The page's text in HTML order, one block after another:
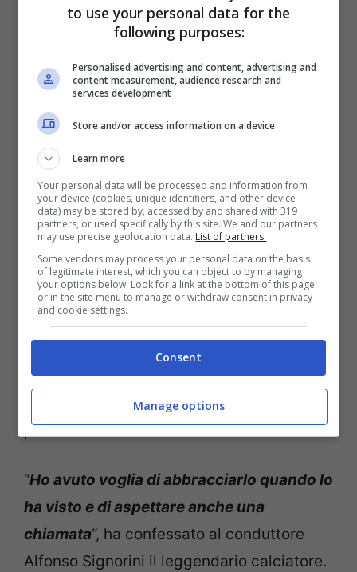
tuttavia, non è stato molto apprezzato dai
stesso Walter Zenga è stato colpito da
pesanti minacce a seguito di quanto
accaduto proprio all’interno della casa del
Grande Fratello.
Un nuovo confronto è andato in onda
proprio questa sera e, aperto il
collegamento, il conduttore Alfonso
Signorini ha parlato ad Andrea,
raccontadogli delle dichiarazioni fatte dal
padre negli ultimi giorni.
Walter ha ammesso i propri errori
sottolineando che nessun genitore è
perfetto.
“Ho avuto voglia di abbracciarlo quando lo
ha visto e di aspettare anche una
chiamata“, ha confessato al conduttore
Alfonso Signorini il leggendario calciatore.
to use your personal data for the
following purposes:
Personalised advertising and content, advertising and
content measurement, audience research and
services development
Store and/or access information on a device
Learn more
Your personal data will be processed and information from
your device (cookies, unique identifiers, and other device
data) may be stored by, accessed by and shared with 319
partners, or used specifically by this site. We and our partners
may use precise geolocation data. List of partners.
Some vendors may process your personal data on the basis
of legitimate interest, which you can object to by managing
your options below. Look for a link at the bottom of this page
or in the site menu to manage or withdraw consent in privacy
and cookie settings.
Consent
Manage options